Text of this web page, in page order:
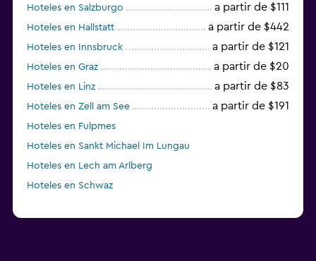
Hoteles en Salzburgo a partir de $111
Hoteles en Hallstatt a partir de $442
Hoteles en Innsbruck a partir de $121
Hoteles en Graz a partir de $20
Hoteles en Linz a partir de $83
Hoteles en Zell am See a partir de $191
Hoteles en Fulpmes
Hoteles en Sankt Michael Im Lungau
Hoteles en Lech am Arlberg
Hoteles en Schwaz